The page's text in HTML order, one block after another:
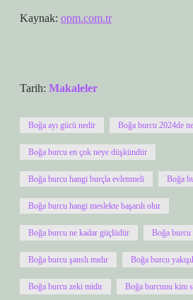
Kaynak: opm.com.tr
Tarih: Makaleler
Boğa ayı gücü nedir Boğa burcu 2024de
Boğa burcu en çok neye düşkündür
Boğa burcu hangi burçla evlenmeli Boğa
Boğa burcu hangi meslekte başarılı olur
Boğa burcu ne kadar güçlüdür Boğa burcu
Boğa burcu şanslı mıdır Boğa burcu
Boğa burcu zeki midir Boğa burcunu kim